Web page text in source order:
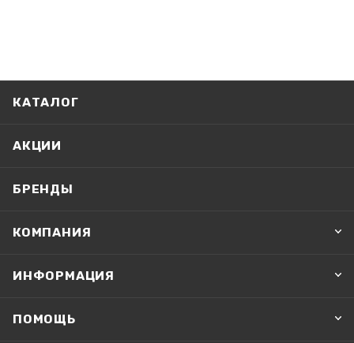
КАТАЛОГ
АКЦИИ
БРЕНДЫ
КОМПАНИЯ
ИНФОРМАЦИЯ
ПОМОЩЬ